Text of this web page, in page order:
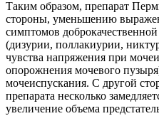
Таким образом, препарат
стороны, уменьшению
симптомов
(дизурии, поллакиурии,
чувства напряжения при
опорожнения мочевого
мочеиспускания. С другой
препарата несколько
увеличение объема